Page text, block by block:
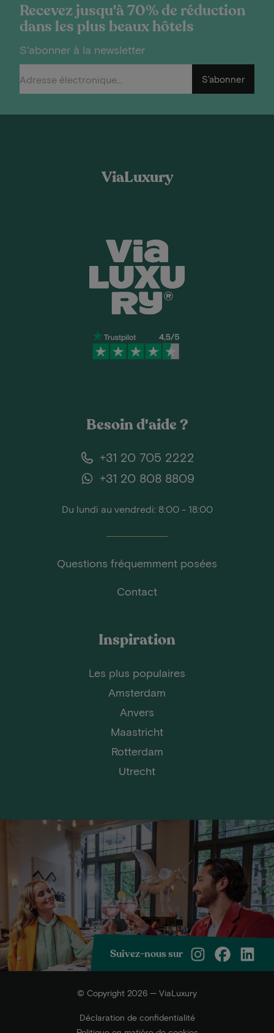
Recevez jusqu'à 70% de réduction
dans les plus beaux hôtels
S'abonner à la newsletter
S'abonner
ViaLuxury
Besoin d'aide ?
+31 20 705 2222
+31 20 808 8809
Du lundi au vendredi: 8:00 - 18:00
Questions fréquemment posées
Contact
Inspiration
Les plus populaires
Amsterdam
Anvers
Maastricht
Rotterdam
Utrecht
Suivez-nous sur
© Copyright 2026 — ViaLuxury
Déclaration de confidentialité